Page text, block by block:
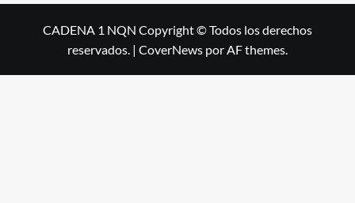
CADENA 1 NQN Copyright © Todos los derechos
reservados. | CoverNews por AF themes.